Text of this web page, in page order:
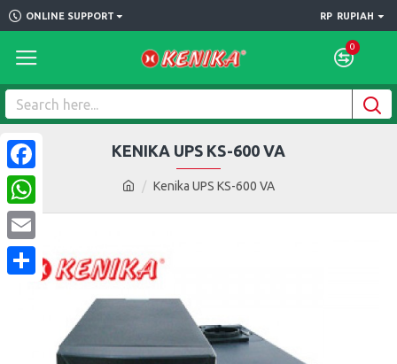
ONLINE SUPPORT RP RUPIAH
0
Kenika UPS KS-600 VA
KENIKA UPS KS-600 VA
Facebook
WhatsApp
Email